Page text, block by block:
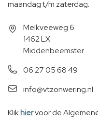
maandag t/m zaterdag.
AdresMelkveeweg 6
1462 LX
Middenbeemster
Telefoonnummer
06 27 05 68 49
Emailinfo@vtzonwering.nl
Klikhiervoor de